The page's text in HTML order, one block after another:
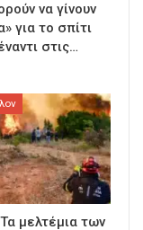
να γίνουν
για το σπίτι
στις…
μελτέμια των